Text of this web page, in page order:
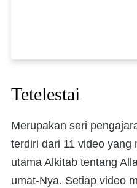
Tetelestai
Merupakan seri
terdiri dari 11 video yang
utama Alkitab tentang
umat-Nya. Setiap video